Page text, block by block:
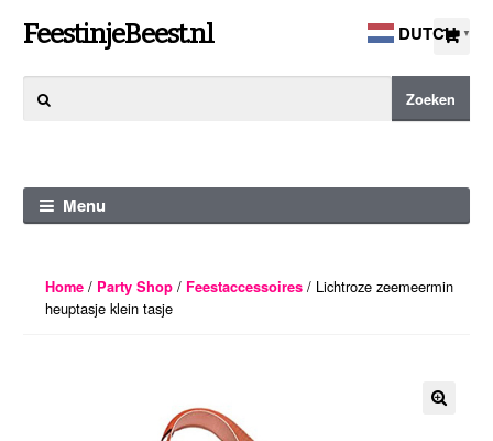
Ga
naar
navigatie
Ga
naar
de
FeestinjeBeest.nl
naar:
Zoeken
Menu
Home/ Party Shop/ Feestaccessoires/ Lichtroze zeemeermin
heuptasje klein tasje
DUTCH ▼